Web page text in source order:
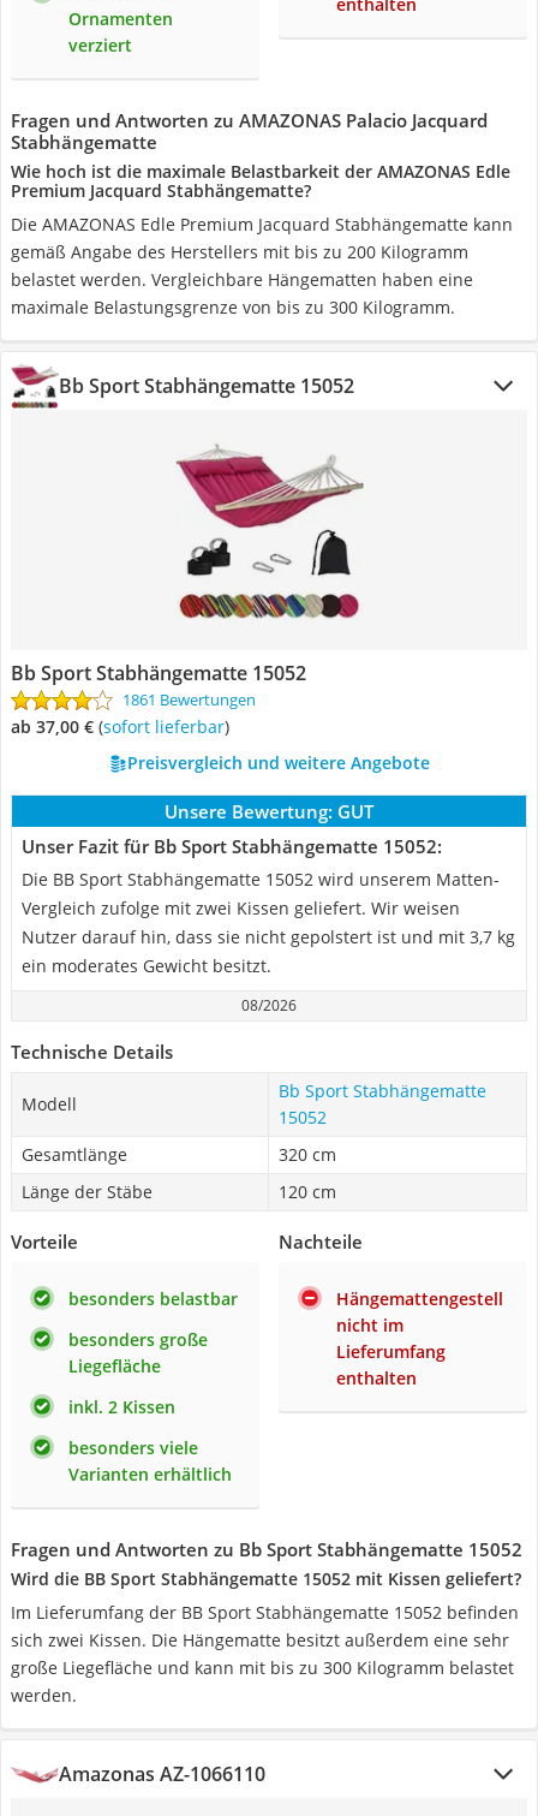
Ornamenten
verziert
Fragen und Antworten zu AMAZONAS Palacio Jacquard
Stabhängematte
Wie hoch ist die maximale Belastbarkeit der AMAZONAS Edle
Premium Jacquard Stabhängematte?
Die AMAZONAS Edle Premium Jacquard Stabhängematte kann
gemäß Angabe des Herstellers mit bis zu 200 Kilogramm
belastet werden. Vergleichbare Hängematten haben eine
maximale Belastungsgrenze von bis zu 300 Kilogramm.
Bb Sport Stabhängematte 15052
Bb Sport Stabhängematte 15052
1861 Bewertungen
ab 37,00 € ( Sofort lieferbar)
Preisvergleich und weitere Angebote
Unsere Bewertung: GUT
Unser Fazit für Bb Sport Stabhängematte 15052:
Die BB Sport Stabhängematte 15052 wird unserem Matten-
Vergleich zufolge mit zwei Kissen geliefert. Wir weisen
Nutzer darauf hin, dass sie nicht gepolstert ist und mit 3,7 kg
ein moderates Gewicht besitzt.
08/2026
Technische Details
Modell
Bb Sport Stabhängematte
15052
Gesamtlänge
320 cm
Länge der Stäbe
120 cm
Vorteile
besonders belastbar
besonders große
Liegefläche
inkl. 2 Kissen
besonders viele
Varianten erhältlich
Nachteile
Hängemattengestell
nicht im
Lieferumfang
enthalten
Fragen und Antworten zu Bb Sport Stabhängematte 15052
Wird die BB Sport Stabhängematte 15052 mit Kissen geliefert?
Im Lieferumfang der BB Sport Stabhängematte 15052 befinden
sich zwei Kissen. Die Hängematte besitzt außerdem eine sehr
große Liegefläche und kann mit bis zu 300 Kilogramm belastet
werden.
Amazonas AZ-1066110